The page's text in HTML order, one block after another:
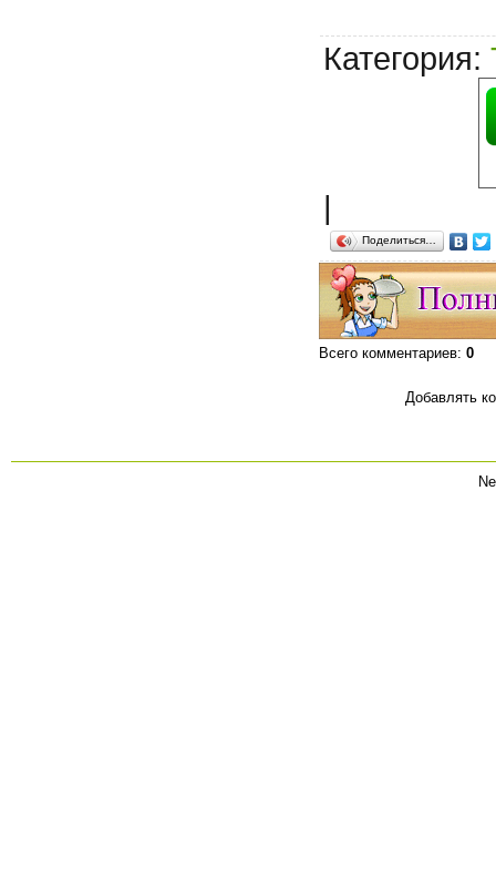
Категория:
|
Поделиться…
Всего комментариев: 0
Добавлять